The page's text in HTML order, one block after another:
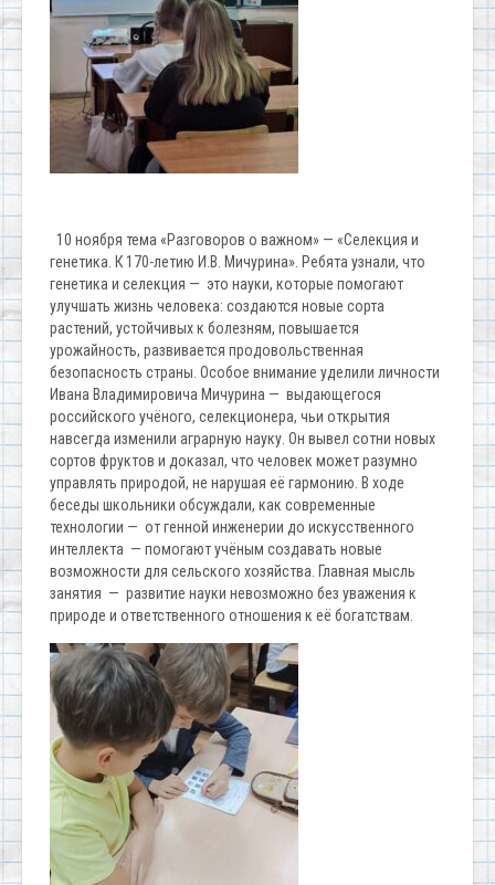
10 ноября тема «Разговоров о важном» — «Селекция и
генетика. К 170-летию И.В. Мичурина». Ребята узнали, что
генетика и селекция — это науки, которые помогают
улучшать жизнь человека: создаются новые сорта
растений, устойчивых к болезням, повышается
урожайность, развивается продовольственная
безопасность страны. Особое внимание уделили личности
Ивана Владимировича Мичурина — выдающегося
российского учёного, селекционера, чьи открытия
навсегда изменили аграрную науку. Он вывел сотни новых
сортов фруктов и доказал, что человек может разумно
управлять природой, не нарушая её гармонию. В ходе
беседы школьники обсуждали, как современные
технологии — от генной инженерии до искусственного
интеллекта — помогают учёным создавать новые
возможности для сельского хозяйства. Главная мысль
занятия — развитие науки невозможно без уважения к
природе и ответственного отношения к её богатствам.